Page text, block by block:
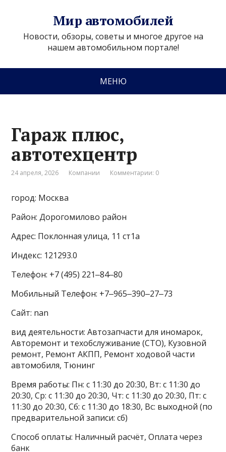
Мир автомобилей
Новости, обзоры, советы и многое другое на
нашем автомобильном портале!
МЕНЮ
Гараж плюс,
автотехцентр
24 апреля, 2026 Компании Комментарии: 0
город: Москва
Район: Дорогомилово район
Адрес: Поклонная улица, 11 ст1а
Индекс: 121293.0
Телефон: +7 (495) 221‒84‒80
Мобильный Телефон: +7‒965‒390‒27‒73
Сайт: nan
вид деятельности: Автозапчасти для иномарок,
Авторемонт и техобслуживание (СТО), Кузовной
ремонт, Ремонт АКПП, Ремонт ходовой части
автомобиля, Тюнинг
Время работы: Пн: с 11:30 до 20:30, Вт: с 11:30 до
20:30, Ср: с 11:30 до 20:30, Чт: с 11:30 до 20:30, Пт: с
11:30 до 20:30, Сб: с 11:30 до 18:30, Вс: выходной (по
предварительной записи: сб)
Способ оплаты: Наличный расчёт, Оплата через
банк